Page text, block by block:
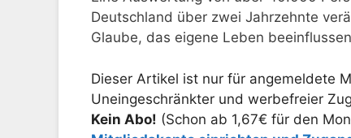
Deutschland über zwei Jahrzehnte
Glaube, das eigene Leben
Dieser Artikel ist nur für angemeldete
Uneingeschränkter und werbefreier
Kein Abo! (Schon ab 1,67€ für den